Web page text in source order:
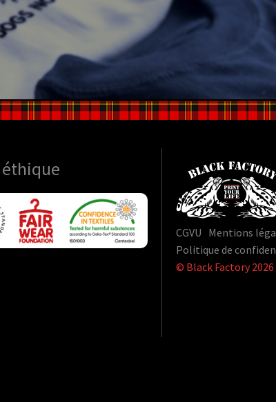
éthique
CGVU Mentions
Politique de
© Black Factory 2026